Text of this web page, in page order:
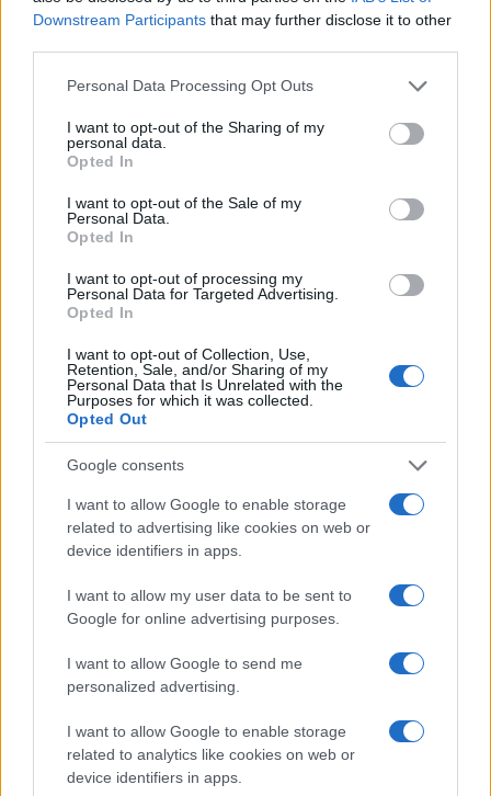
Downstream Participants that may further disclose it to other
Please note that this website/app uses one or more Google
not limited to your visit or usage behaviour. You may click to
grant or deny consent to Google and its third-party tags to
use your data for below specified purposes in below Google
consent section.
Personal Data Processing Opt Outs
I want to opt-out of the Sharing of my
personal data.
Opted In
I want to opt-out of the Sale of my
Personal Data.
Opted In
I want to opt-out of processing my
Personal Data for Targeted Advertising.
Opted In
I want to opt-out of Collection, Use,
Retention, Sale, and/or Sharing of my
Personal Data that Is Unrelated with the
Purposes for which it was collected.
Opted Out
Google consents
I want to allow Google to enable storage
related to advertising like cookies on web or
device identifiers in apps.
I want to allow my user data to be sent to
Google for online advertising purposes.
I want to allow Google to send me
personalized advertising.
I want to allow Google to enable storage
related to analytics like cookies on web or
device identifiers in apps.
INVESTIMENTI
Tutor universitari: guida e supporto per gli studenti del
Dipartimento di Economia
Edoardo Marchesi · 6 Ago 2026
QUOTAZIONI CRYPTO
Nome
Eureka Bridged PAX
(PAXG)
Kinza Babylon Staked
BTC
$83,270.00
Steakhouse EURCV
Morpho Vault
$100,000,000,000,000.00